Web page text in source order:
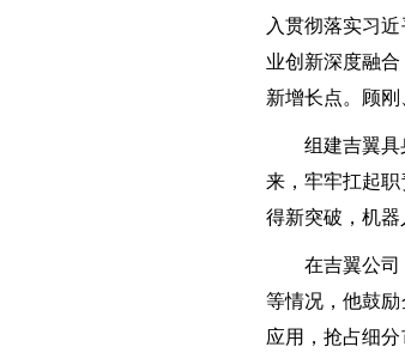
入贯彻落实习
业创新深度融
新增长点。顾刚
组建吉翼
来，牢牢扛起
得新突破，机器
在吉翼公
等情况，他鼓
应用，抢占细